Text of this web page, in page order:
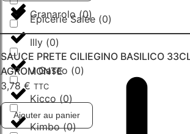
Epicerie Salée (0)
Granarolo(0)
Illy (0)
J Gasco (0)
Kicco (0)
Kimbo(0)
SAUCE PRETE CILIEGINO BASILICO
AGROMONTE
3,78€ TTC
Ajouter au panier